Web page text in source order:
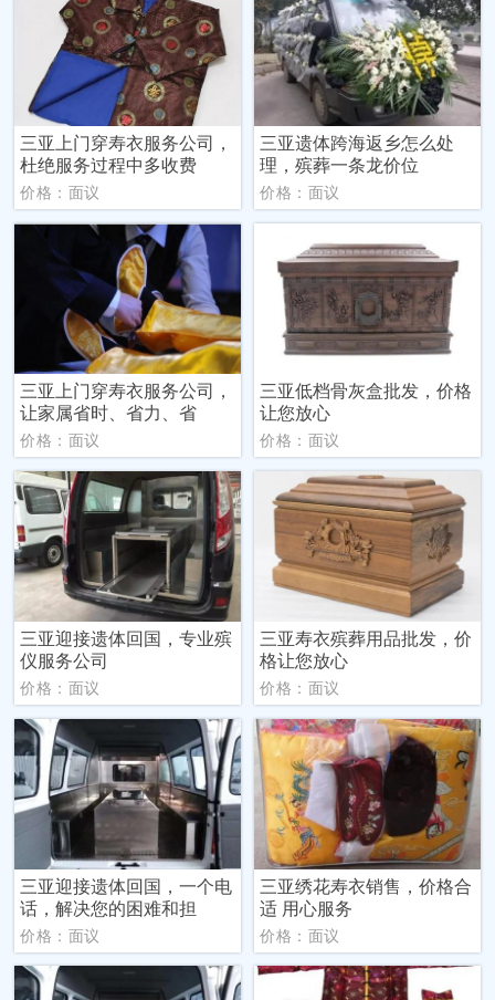
三亚上门穿寿衣服务公司，
杜绝服务过程中多收费
价格：面议
三亚遗体跨海返乡怎么处
理，殡葬一条龙价位
价格：面议
三亚上门穿寿衣服务公司，
让家属省时、省力、省
价格：面议
三亚低档骨灰盒批发，价格
让您放心
价格：面议
三亚迎接遗体回国，专业殡
仪服务公司
价格：面议
三亚寿衣殡葬用品批发，价
格让您放心
价格：面议
三亚迎接遗体回国，一个电
话，解决您的困难和担
价格：面议
三亚绣花寿衣销售，价格合
适 用心服务
价格：面议